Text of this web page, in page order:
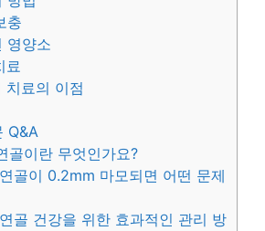
충
영양소
료
치료의 이점
Q&A
골이란 무엇인가요?
골이 0.2mm 마모되면 어떤 문제
골 건강을 위한 효과적인 관리 방